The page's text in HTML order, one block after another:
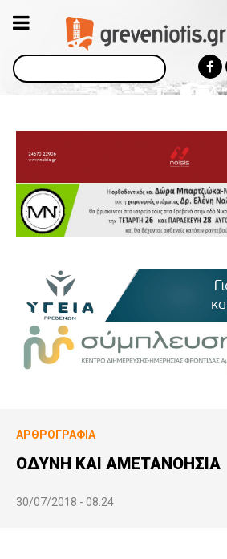
Αναζήτηση
ΑΡΘΡΟΓΡΑΦΊΑ
ΟΔΥΝΗ ΚΑΙ ΑΜΕΤΑΝΟΗΣΙΑ
30/07/2018 - 08:24